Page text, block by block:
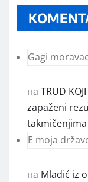
Gagi moravac
на TRUD
zapaženi
takmičenjima
E moja
на Mladić iz